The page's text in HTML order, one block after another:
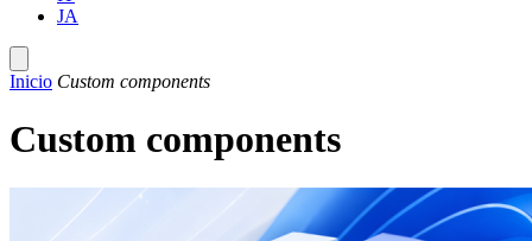
JA
Inicio Custom components
Custom components